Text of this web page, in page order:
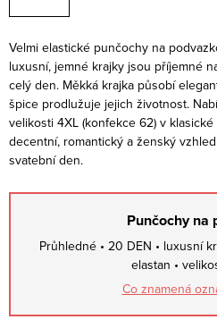
Velmi elastické punčochy na
luxusní, jemné krajky jsou příjemné
celý den. Měkká krajka působí
špice prodlužuje jejich životnost.
velikosti 4XL (konfekce 62) v
decentní, romantický a ženský
svatební den.
Punčochy na
Průhledné • 20 DEN • luxusní
elastan •
Co znamená